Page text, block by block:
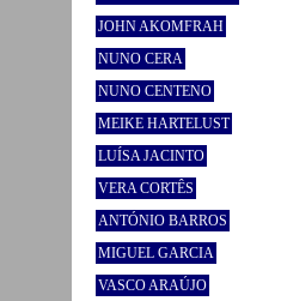
JOHN AKOMFRAH
NUNO CERA
NUNO CENTENO
MEIKE HARTELUST
LUÍSA JACINTO
VERA CORTÊS
ANTÓNIO BARROS
MIGUEL GARCIA
VASCO ARAÚJO